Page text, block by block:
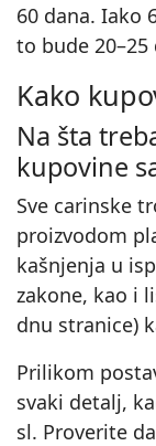
60 dana. Iako
to bude
Kako
Na šta
kupovine
Sve carinske
proizvodom
kašnjenja u
zakone, kao i
dnu stranice)
Prilikom
svaki detalj,
sl. Proverite